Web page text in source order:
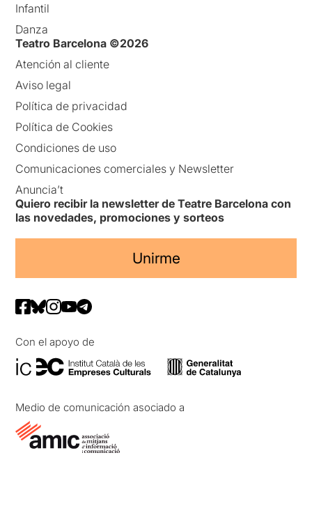
Infantil
Danza
Teatro Barcelona ©2026
Atención al cliente
Aviso legal
Política de privacidad
Política de Cookies
Condiciones de uso
Comunicaciones comerciales y Newsletter
Anuncia’t
Quiero recibir la newsletter de Teatre Barcelona con
las novedades, promociones y sorteos
Unirme
Con el apoyo de
Medio de comunicación asociado a